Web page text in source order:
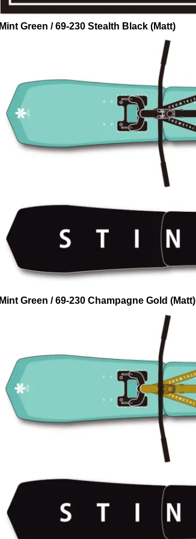
Mint Green / 69-230 Stealth Black (Matt)
Mint Green / 69-230 Champagne Gold (Matt)